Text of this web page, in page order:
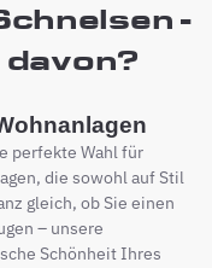
-
perfekte Wahl für
die sowohl auf Stil
gleich, ob Sie einen
– unsere
Schönheit Ihres